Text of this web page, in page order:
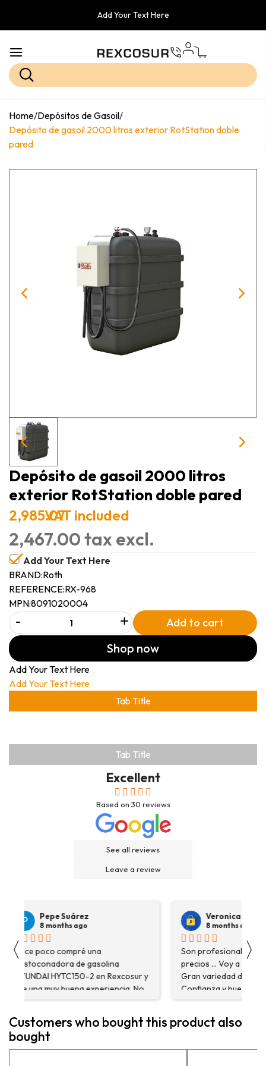
Add Your Text Here
Home/Depósitos de Gasoil/
Depósito de gasoil 2000 litros exterior RotStation doble
pared
Depósito de gasoil 2000 litros
exterior RotStation doble pared
2,985.07VAT included
2,467.00 tax excl.
Add Your Text Here
BRAND:Roth
REFERENCE:RX-968
MPN:8091020004
- + Add to cart
Shop now
Add Your Text Here
Add Your Text Here
Tab Title
Tab Title
Excellent
Based on 30 reviews
See all reviews
Leave a review
〈
Pepe Suárez
8 months ago
Hace poco compré una
destoconadora de gasolina
HYUNDAI HYTC150-2 en Rexcosur y
fue una muy buena experiencia. No
solo me encontré el producto que
asesoraron y explicaron con
detalle para asegurarme de que
estaba eligiendo la máquina más
Veronica Hidalgo
8 months ago
Son profesionales ,
precios ... Voy a repetir
Gran variedad de
Confianza y buen servicio.
〉
Customers who bought this product also
bought